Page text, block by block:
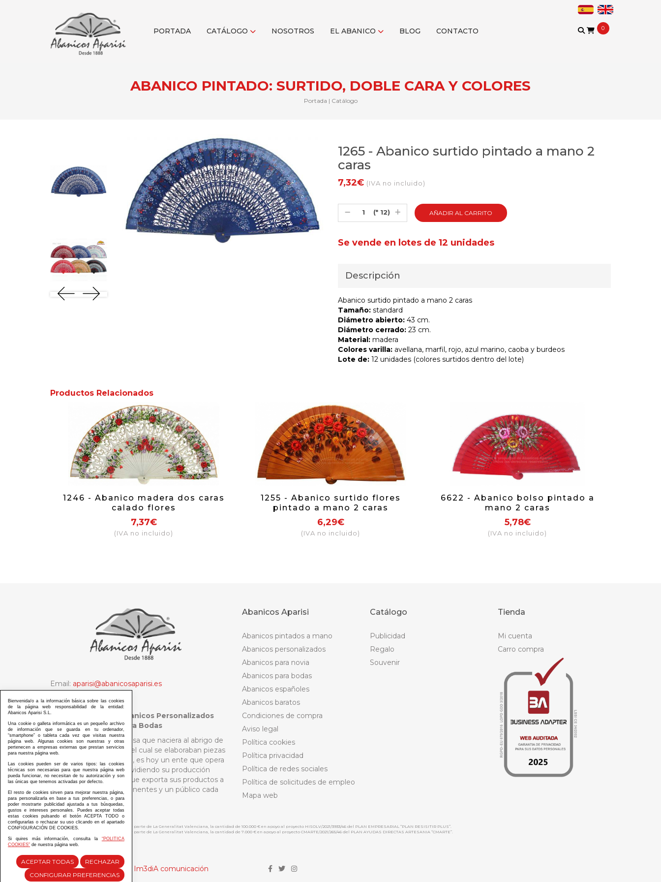
PORTADA CATÁLOGO NOSOTROS EL ABANICO BLOG CONTACTO 0
ABANICO PINTADO: SURTIDO, DOBLE CARA Y COLORES
Portada | Catálogo
1265 - Abanico surtido pintado a mano 2
caras
7,32€ (IVA no incluido)
(* 12)
Se vende en lotes de 12 unidades
Descripción
Abanico surtido pintado a mano 2 caras
Tamaño: standard
Diámetro abierto: 43 cm.
Diámetro cerrado: 23 cm.
Material: madera
Colores varilla: avellana, marfil, rojo, azul marino, caoba y burdeos
Lote de: 12 unidades (colores surtidos dentro del lote)
Productos Relacionados
1246 - Abanico madera dos caras
calado flores
7,37€
(IVA no incluido)
1255 - Abanico surtido flores
pintado a mano 2 caras
6,29€
(IVA no incluido)
6622 - Abanico bolso pintado a
mano 2 caras
5,78€
(IVA no incluido)
Email: aparisi@abanicosaparisi.es
Tel:+34 96 151 02 89
Abanicos Aparisi - Abanicos Personalizados
Madrid y Abanicos para Bodas
Aquella pequeña empresa que naciera al abrigo de
un selecto público para el cual se elaboraban piezas
de la más pura artesanía, es hoy un ente que opera
a escala internacional dividiendo su producción
entre Asia y Europa, y que exporta sus productos a
países de los cinco continentes y un público cada
vez más diverso.
Abanicos Aparisi
Abanicos pintados a mano
Abanicos personalizados
Abanicos para novia
Abanicos para bodas
Abanicos españoles
Abanicos baratos
Condiciones de compra
Aviso legal
Política cookies
Política privacidad
Política de redes sociales
Política de solicitudes de empleo
Mapa web
Catálogo
Publicidad
Regalo
Souvenir
Tienda
Mi cuenta
Carro compra
ABANICOS APARISI S.L. ha recibido por parte de La Generalitat Valenciana, la cantidad de 100.000 € en apoyo al proyecto HISOLV/2021/3933/46 del PLAN EMPRESARIAL “PLAN RESISITIR PLUS”.
ABANICOS APARISI S.L. ha recibido por parte de La Generalitat Valenciana, la cantidad de 7.000 € en apoyo al proyecto CMARTE/2021/265/46 del PLAN AYUDAS DIRECTAS ARTESANIA “CMARTE”.
Diseño y desarrollo web Im3diA comunicación
Bienvenida/o a la información básica sobre las cookies
de la página web responsabilidad de la entidad:
Abanicos Aparisi S.L.
Una cookie o galleta informática es un pequeño archivo
de información que se guarda en tu ordenador,
“smartphone” o tableta cada vez que visitas nuestra
página web. Algunas cookies son nuestras y otras
pertenecen a empresas externas que prestan servicios
para nuestra página web.
Las cookies pueden ser de varios tipos: las cookies
técnicas son necesarias para que nuestra página web
pueda funcionar, no necesitan de tu autorización y son
las únicas que tenemos activadas por defecto.
El resto de cookies sirven para mejorar nuestra página,
para personalizarla en base a tus preferencias, o para
poder mostrarte publicidad ajustada a tus búsquedas,
gustos e intereses personales. Puedes aceptar todas
estas cookies pulsando el botón ACEPTA TODO o
configurarlas o rechazar su uso clicando en el apartado
CONFIGURACIÓN DE COOKIES.
Si quires más información, consulta la “POLITICA
COOKIES” de nuestra página web.
ACEPTAR TODAS
RECHAZAR
CONFIGURAR PREFERENCIAS